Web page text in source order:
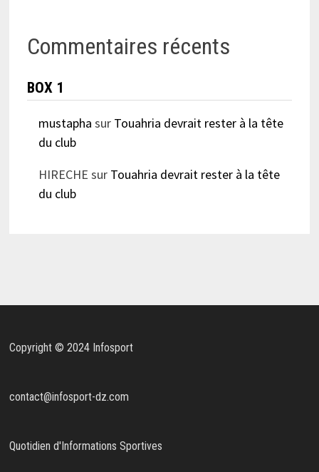
Commentaires récents
BOX 1
mustapha sur Touahria devrait rester à la tête
du club
HIRECHE sur Touahria devrait rester à la tête
du club
Copyright © 2024 Infosport
contact@infosport-dz.com
Quotidien d'Informations Sportives